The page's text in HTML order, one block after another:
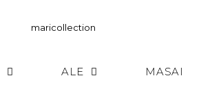
ALE MASAI